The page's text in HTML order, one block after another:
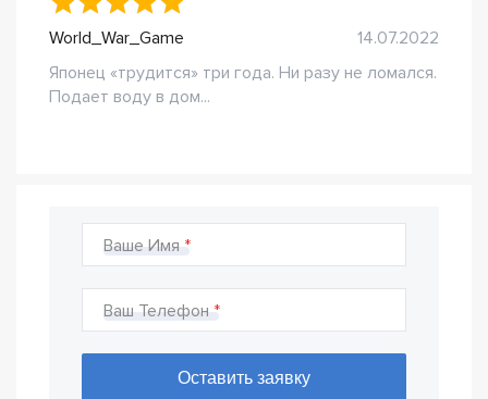
World_War_Game
14.07.2022
Японец «трудится» три года. Ни разу не ломался.
Подает воду в дом...
Ваше Имя
Ваш Телефон